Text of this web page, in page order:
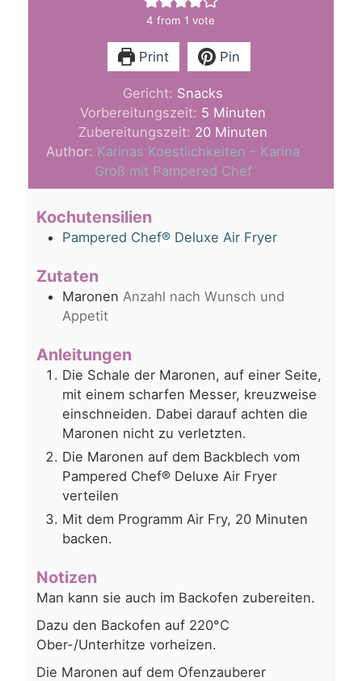
4 from 1 vote
Print Pin
Gericht: Snacks
Vorbereitungszeit: 5 Minuten
Minuten
Zubereitungszeit: 20Minuten
Minuten
Author: Karinas Koestlichkeiten - Karina
Groß mit Pampered Chef
Kochutensilien
Pampered Chef® Deluxe Air Fryer
Zutaten
Maronen Anzahl nach Wunsch und
Appetit
Anleitungen
Die Schale der Maronen, auf einer Seite,
mit einem scharfen Messer, kreuzweise
einschneiden. Dabei darauf achten die
Maronen nicht zu verletzten.
Die Maronen auf dem Backblech vom
Pampered Chef® Deluxe Air Fryer
verteilen
Mit dem Programm Air Fry, 20 Minuten
backen.
Notizen
Man kann sie auch im Backofen zubereiten.
Dazu den Backofen auf 220°C
Ober-/Unterhitze vorheizen.
Die Maronen auf dem Ofenzauberer